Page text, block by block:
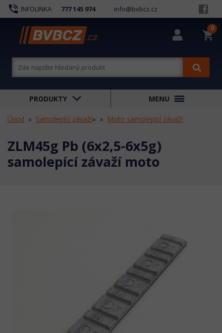
phone_in_talk INFOLINKA 777 145 974 info@bvbcz.cz
shopping_cart
0
PRODUKTY MENU
Úvod Samolepící závaží» Moto samolepící závaží
ZLM45g Pb (6x2,5-6x5g)
samolepící závaží moto